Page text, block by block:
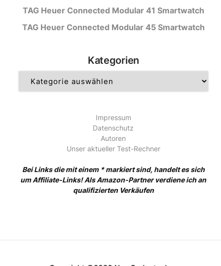
TAG Heuer Connected Modular 41 Smartwatch
TAG Heuer Connected Modular 45 Smartwatch
Kategorien
Impressum
Datenschutz
Autoren
Unser aktueller Test-Rechner
Bei Links die mit einem * markiert sind, handelt es sich
um Affiliate-Links! Als Amazon-Partner verdiene ich an
qualifizierten Verkäufen